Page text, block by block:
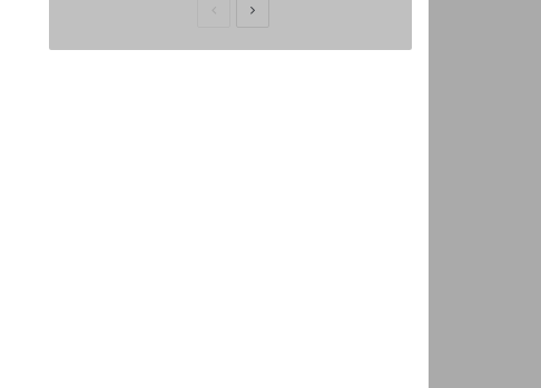
ПопередняНаступна